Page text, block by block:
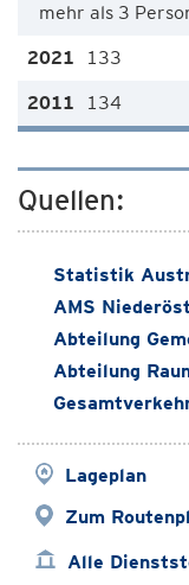
mehr als 3
133
134
Quellen:
Statistik
AMS
Abteilung
Abteilung
Lageplan
Zum
Alle